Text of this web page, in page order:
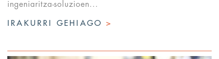
ingeniaritza-soluzioen...
IRAKURRI GEHIAGO>